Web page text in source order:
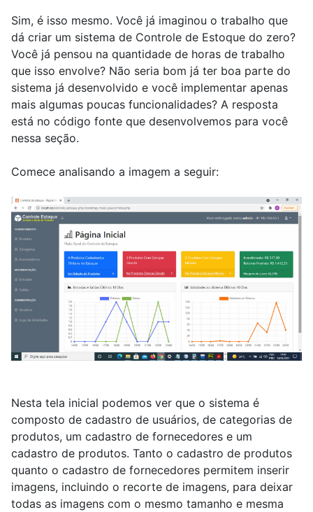
Sim, é isso mesmo. Você já imaginou o trabalho que
dá criar um sistema de Controle de Estoque do zero?
Você já pensou na quantidade de horas de trabalho
que isso envolve? Não seria bom já ter boa parte do
sistema já desenvolvido e você implementar apenas
mais algumas poucas funcionalidades? A resposta
está no código fonte que desenvolvemos para você
nessa seção.
Comece analisando a imagem a seguir:
Nesta tela inicial podemos ver que o sistema é
composto de cadastro de usuários, de categorias de
produtos, um cadastro de fornecedores e um
cadastro de produtos. Tanto o cadastro de produtos
quanto o cadastro de fornecedores permitem inserir
imagens, incluindo o recorte de imagens, para deixar
todas as imagens com o mesmo tamanho e mesma